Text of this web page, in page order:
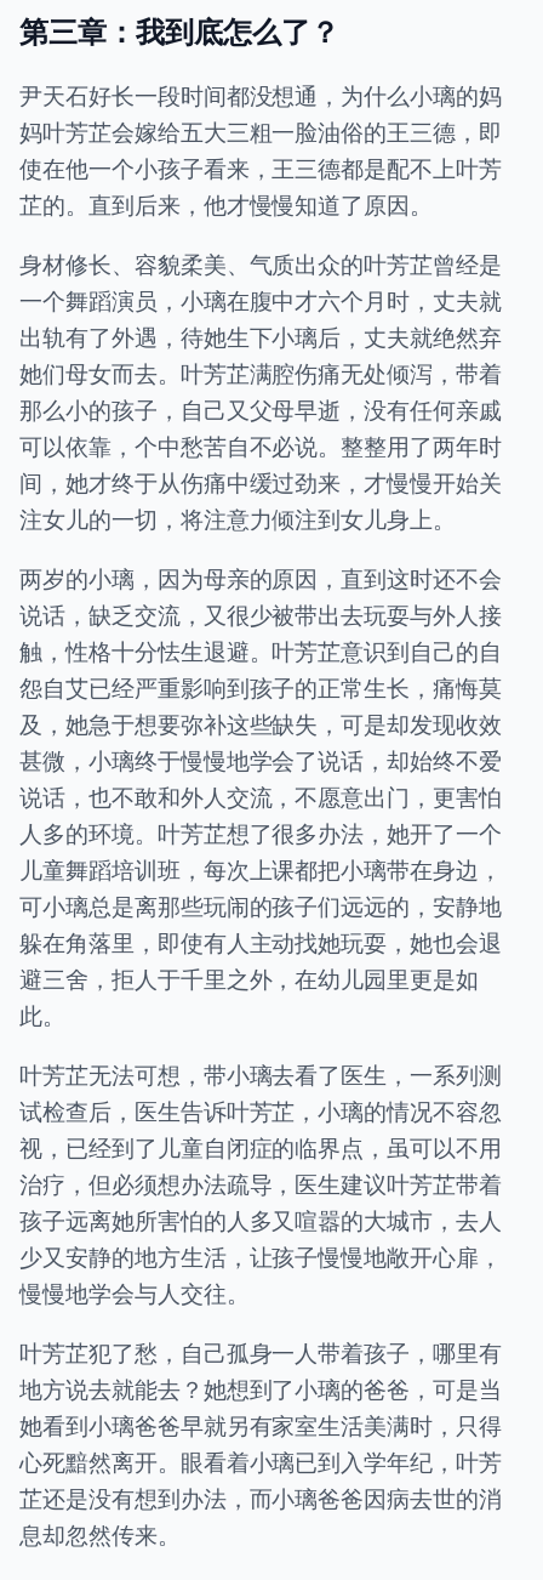
第三章：我到底怎么了？
尹天石好长一段时间都没想通，为什么小璃的妈
妈叶芳芷会嫁给五大三粗一脸油俗的王三德，即
使在他一个小孩子看来，王三德都是配不上叶芳
芷的。直到后来，他才慢慢知道了原因。
身材修长、容貌柔美、气质出众的叶芳芷曾经是
一个舞蹈演员，小璃在腹中才六个月时，丈夫就
出轨有了外遇，待她生下小璃后，丈夫就绝然弃
她们母女而去。叶芳芷满腔伤痛无处倾泻，带着
那么小的孩子，自己又父母早逝，没有任何亲戚
可以依靠，个中愁苦自不必说。整整用了两年时
间，她才终于从伤痛中缓过劲来，才慢慢开始关
注女儿的一切，将注意力倾注到女儿身上。
两岁的小璃，因为母亲的原因，直到这时还不会
说话，缺乏交流，又很少被带出去玩耍与外人接
触，性格十分怯生退避。叶芳芷意识到自己的自
怨自艾已经严重影响到孩子的正常生长，痛悔莫
及，她急于想要弥补这些缺失，可是却发现收效
甚微，小璃终于慢慢地学会了说话，却始终不爱
说话，也不敢和外人交流，不愿意出门，更害怕
人多的环境。叶芳芷想了很多办法，她开了一个
儿童舞蹈培训班，每次上课都把小璃带在身边，
可小璃总是离那些玩闹的孩子们远远的，安静地
躲在角落里，即使有人主动找她玩耍，她也会退
避三舍，拒人于千里之外，在幼儿园里更是如
此。
叶芳芷无法可想，带小璃去看了医生，一系列测
试检查后，医生告诉叶芳芷，小璃的情况不容忽
视，已经到了儿童自闭症的临界点，虽可以不用
治疗，但必须想办法疏导，医生建议叶芳芷带着
孩子远离她所害怕的人多又喧嚣的大城市，去人
少又安静的地方生活，让孩子慢慢地敞开心扉，
慢慢地学会与人交往。
叶芳芷犯了愁，自己孤身一人带着孩子，哪里有
地方说去就能去？她想到了小璃的爸爸，可是当
她看到小璃爸爸早就另有家室生活美满时，只得
心死黯然离开。眼看着小璃已到入学年纪，叶芳
芷还是没有想到办法，而小璃爸爸因病去世的消
息却忽然传来。